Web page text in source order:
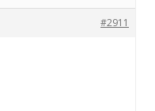
#2911